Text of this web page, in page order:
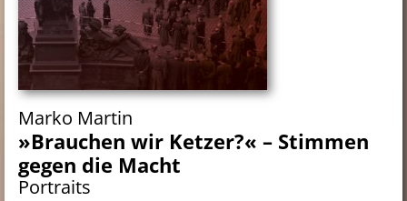
Marko Martin
»Brauchen wir Ketzer?« – Stimmen
gegen die Macht
Portraits